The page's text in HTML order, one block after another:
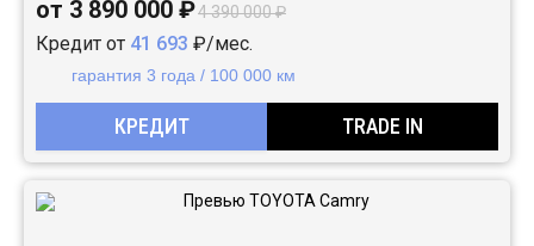
от 3 890 000 ₽4 390 000 ₽
Кредит от 41 693 ₽/мес.
гарантия 3 года / 100 000 км
КРЕДИТ TRADE IN